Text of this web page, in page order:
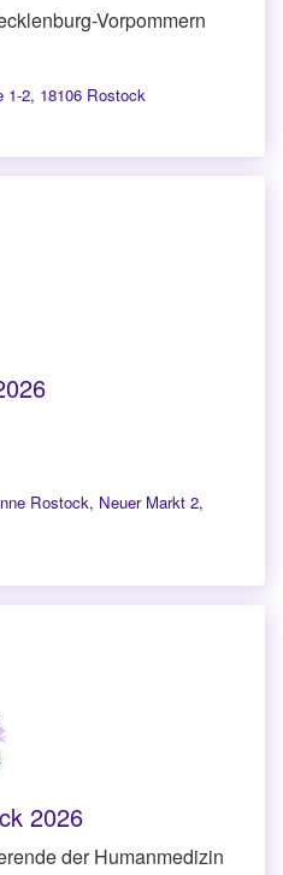
Vorpommern
1-2, 18106 Rostock
Rostock, Neuer Markt 2,
2026
der Humanmedizin